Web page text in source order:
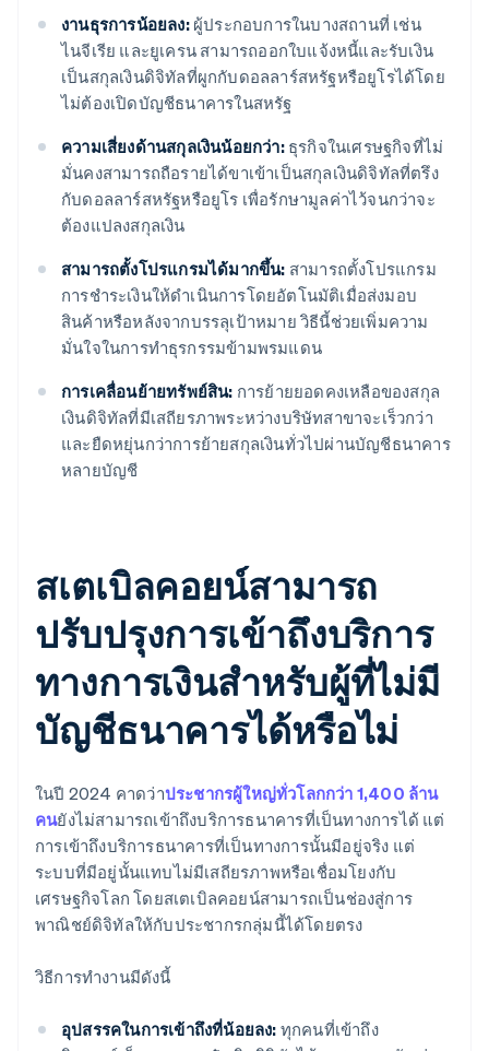
งานธุรการน้อยลง:ผู้ประกอบการในบางสถานที่ เช่น
ไนจีเรีย และยูเครน สามารถออกใบแจ้งหนี้และรับเงิน
เป็นสกุลเงินดิจิทัลที่ผูกกับดอลลาร์สหรัฐหรือยูโรได้โดย
ไม่ต้องเปิดบัญชีธนาคารในสหรัฐ
ความเสี่ยงด้านสกุลเงินน้อยกว่า:ธุรกิจในเศรษฐกิจที่ไม่
มั่นคงสามารถถือรายได้ขาเข้าเป็นสกุลเงินดิจิทัลที่ตรึง
กับดอลลาร์สหรัฐหรือยูโร เพื่อรักษามูลค่าไว้จนกว่าจะ
ต้องแปลงสกุลเงิน
สามารถตั้งโปรแกรมได้มากขึ้น: สามารถตั้งโปรแกรม
การชำระเงินให้ดำเนินการโดยอัตโนมัติเมื่อส่งมอบ
สินค้าหรือหลังจากบรรลุเป้าหมาย วิธีนี้ช่วยเพิ่มความ
มั่นใจในการทำธุรกรรมข้ามพรมแดน
การเคลื่อนย้ายทรัพย์สิน: การย้ายยอดคงเหลือของสกุล
เงินดิจิทัลที่มีเสถียรภาพระหว่างบริษัทสาขาจะเร็วกว่า
และยืดหยุ่นกว่าการย้ายสกุลเงินทั่วไปผ่านบัญชีธนาคาร
หลายบัญชี
สเตเบิลคอยน์สามารถ
ปรับปรุงการเข้าถึงบริการ
ทางการเงินสำหรับผู้ที่ไม่มี
บัญชีธนาคารได้หรือไม่
ในปี 2024 คาดว่าประชากรผู้ใหญ่ทั่วโลกกว่า 1,400 ล้าน
คนยังไม่สามารถเข้าถึงบริการธนาคารที่เป็นทางการได้ แต่
การเข้าถึงบริการธนาคารที่เป็นทางการนั้นมีอยู่จริง แต่
ระบบที่มีอยู่นั้นแทบไม่มีเสถียรภาพหรือเชื่อมโยงกับ
เศรษฐกิจโลก โดยสเตเบิลคอยน์สามารถเป็นช่องสู่การ
พาณิชย์ดิจิทัลให้กับประชากรกลุ่มนี้ได้โดยตรง
วิธีการทำงานมีดังนี้
อุปสรรคในการเข้าถึงที่น้อยลง: ทุกคนที่เข้าถึง